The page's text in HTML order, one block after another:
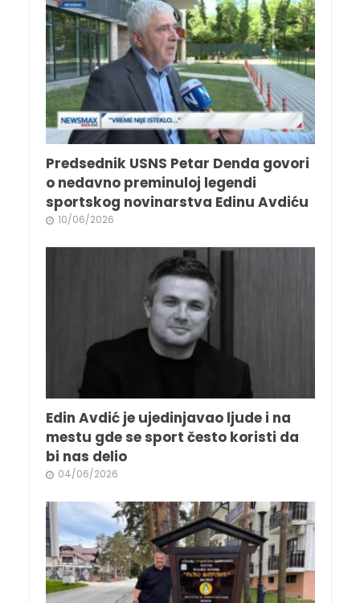
Predsednik USNS Petar Denda govori
o nedavno preminuloj legendi
sportskog novinarstva Edinu Avdiću
10/06/2026
Edin Avdić je ujedinjavao ljude i na
mestu gde se sport često koristi da
bi nas delio
04/06/2026